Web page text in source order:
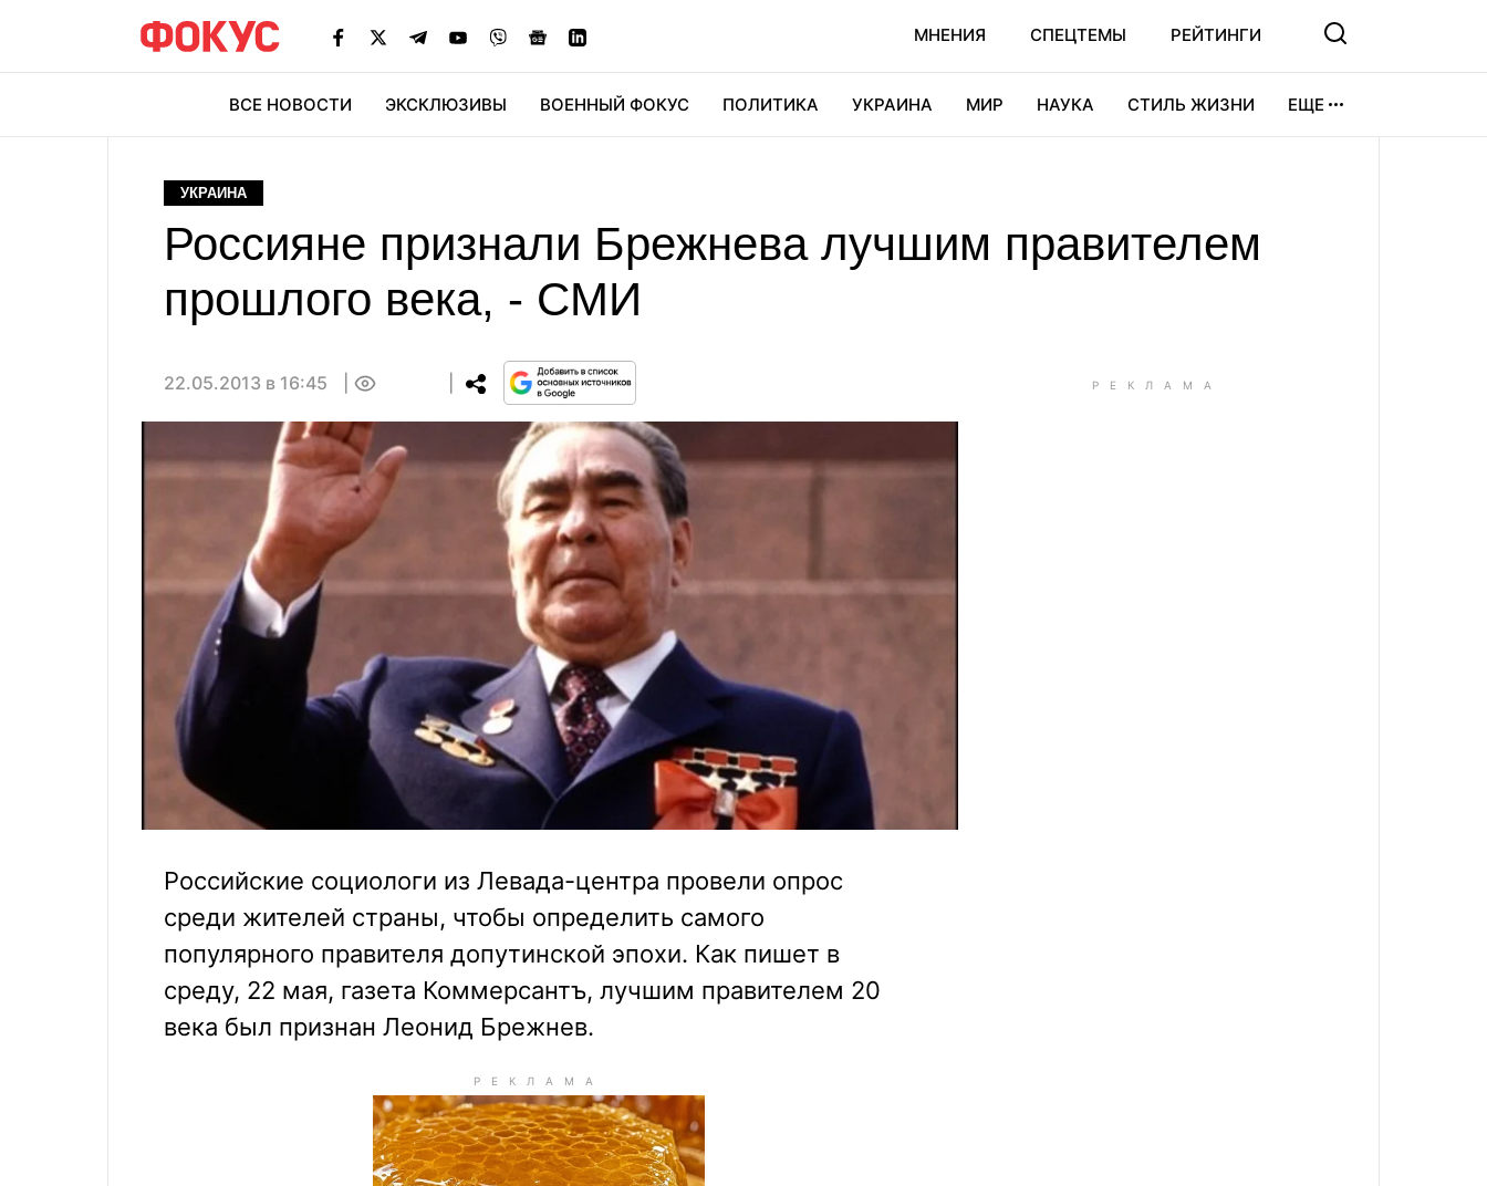
МНЕНИЯ СПЕЦТЕМЫ РЕЙТИНГИ
ВСЕ НОВОСТИ ЭКСКЛЮЗИВЫ ВОЕННЫЙ ФОКУС ПОЛИТИКА УКРАИНА МИР НАУКА СТИЛЬ ЖИЗНИ ЕЩЕ
УКРАИНА
Россияне признали Брежнева лучшим правителем
прошлого века, - СМИ
22.05.2013 в 16:45
Российские социологи из Левада-центра провели опрос
среди жителей страны, чтобы определить самого
популярного правителя допутинской эпохи. Как пишет в
среду, 22 мая, газета Коммерсантъ, лучшим правителем 20
века был признан Леонид Брежнев.